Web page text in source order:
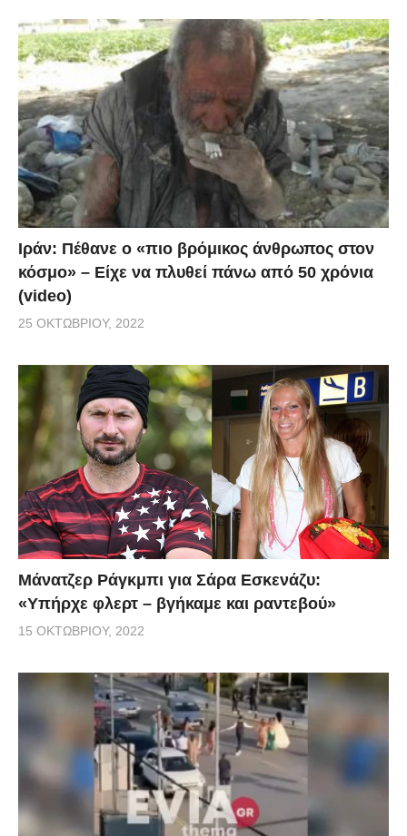
Ιράν: Πέθανε ο «πιο βρόμικος άνθρωπος στον
κόσμο» – Είχε να πλυθεί πάνω από 50 χρόνια
(video)
25 ΟΚΤΩΒΡΊΟΥ, 2022
Μάνατζερ Ράγκμπι για Σάρα Εσκενάζυ:
«Υπήρχε φλερτ – βγήκαμε και ραντεβού»
15 ΟΚΤΩΒΡΊΟΥ, 2022